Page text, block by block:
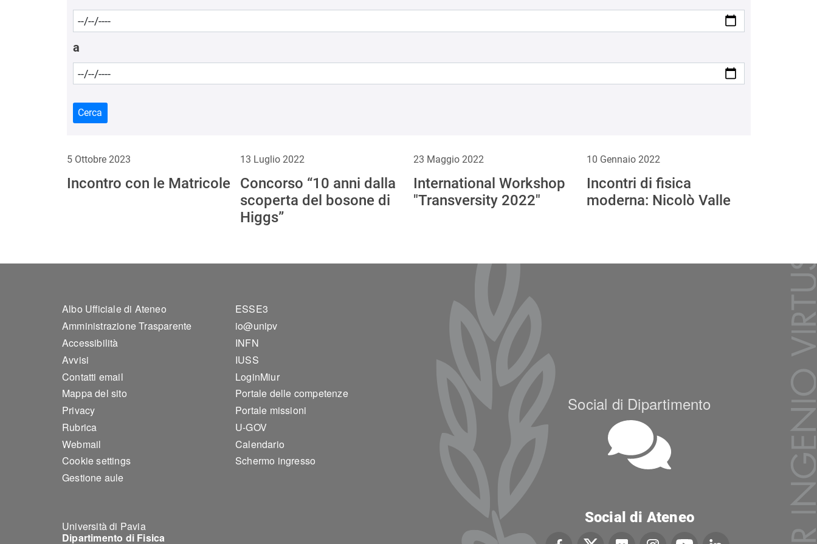
a
Cerca
5 Ottobre 2023
Incontro con le Matricole
13 Luglio 2022
Concorso “10 anni dalla
scoperta del bosone di
Higgs”
23 Maggio 2022
International Workshop
"Transversity 2022"
10 Gennaio 2022
Incontri di fisica
moderna: Nicolò Valle
Footer 1
Albo Ufficiale di Ateneo
Amministrazione Trasparente
Accessibilità
Avvisi
Contatti email
Mappa del sito
Privacy
Rubrica
Webmail
Cookie settings
Gestione aule
Footer 2
ESSE3
io@unipv
INFN
IUSS
LoginMiur
Portale delle competenze
Portale missioni
U-GOV
Calendario
Schermo ingresso
Social di Dipartimento
Università di Pavia
Dipartimento di Fisica
Social di Ateneo